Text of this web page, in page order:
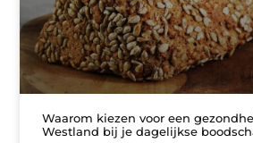
Waarom kiezen voor een
Westland bij je dagelijkse